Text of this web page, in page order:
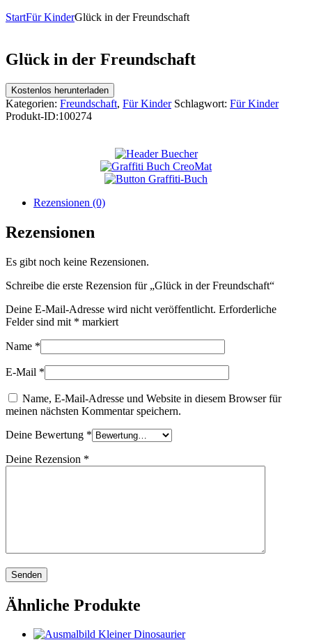
StartFür KinderGlück in der Freundschaft
Glück in der Freundschaft
Kostenlos herunterladen
Kategorien: Freundschaft, Für Kinder Schlagwort: Für Kinder
Produkt-ID:100274
Rezensionen (0)
Rezensionen
Es gibt noch keine Rezensionen.
Schreibe die erste Rezension für „Glück in der Freundschaft“
Deine E-Mail-Adresse wird nicht veröffentlicht. Erforderliche
Felder sind mit * markiert
Name *
E-Mail *
Name, E-Mail-Adresse und Website in diesem Browser für
meinen nächsten Kommentar speichern.
Deine Bewertung *
Deine Rezension *
Ähnliche Produkte